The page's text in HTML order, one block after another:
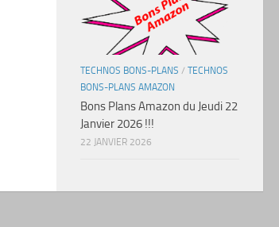
TECHNOS BONS-PLANS / TECHNOS
BONS-PLANS AMAZON
Bons Plans Amazon du Jeudi 22
Janvier 2026 !!!
22 JANVIER 2026